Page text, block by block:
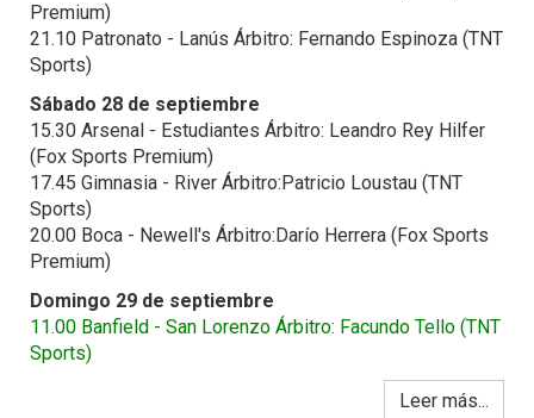
Premium)
21.10 Patronato - Lanús Árbitro: Fernando Espinoza (TNT
Sports)
Sábado 28 de septiembre
15.30 Arsenal - Estudiantes Árbitro: Leandro Rey Hilfer
(Fox Sports Premium)
17.45 Gimnasia - River Árbitro:Patricio Loustau (TNT
Sports)
20.00 Boca - Newell's Árbitro:Darío Herrera (Fox Sports
Premium)
Domingo 29 de septiembre
11.00 Banfield - San Lorenzo Árbitro: Facundo Tello (TNT
Sports)
Leer más...